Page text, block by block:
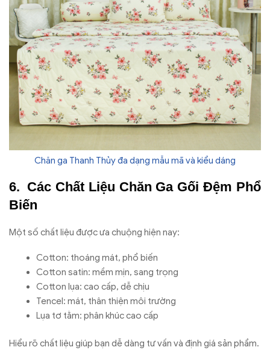
Chăn ga Thanh Thủy đa dạng mẫu mã và kiểu dáng
Các Chất Liệu Chăn Ga Gối Đệm Phổ
Biến
Một số chất liệu được ưa chuộng hiện nay:
Cotton: thoáng mát, phổ biến
Cotton satin: mềm mịn, sang trọng
Cotton lụa: cao cấp, dễ chịu
Tencel: mát, thân thiện môi trường
Lụa tơ tằm: phân khúc cao cấp
Hiểu rõ chất liệu giúp bạn dễ dàng tư vấn và định giá sản phẩm.